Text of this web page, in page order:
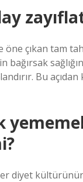
çıkan tam
bağırsak
Bu
diyet